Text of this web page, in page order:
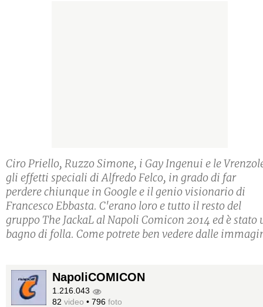
Ciro Priello, Ruzzo Simone, i Gay Ingenui e le
gli effetti speciali di Alfredo Felco, in grado di far
perdere chiunque in Google e il genio visionario di
Francesco Ebbasta. C'erano loro e tutto il resto del
gruppo The JackaL al Napoli Comicon 2014 ed è stato
bagno di folla. Come potrete ben vedere dalle
NapoliCOMICON
1.216.043
82 video • 796 foto